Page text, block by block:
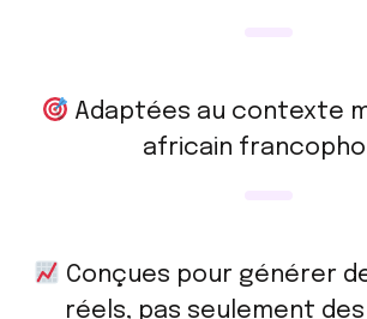
Adaptées au contexte
africain
Conçues pour générer
réels, pas seulement